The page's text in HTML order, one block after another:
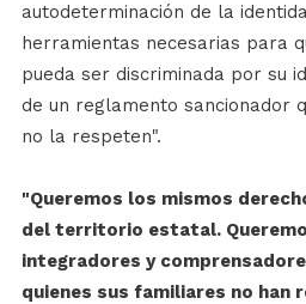
autodeterminación de la
herramientas necesarias para
pueda ser discriminada por su
de un reglamento sancionador
no la respeten".
"Queremos los mismos
del territorio estatal.
integradores y
quienes sus familiares no han